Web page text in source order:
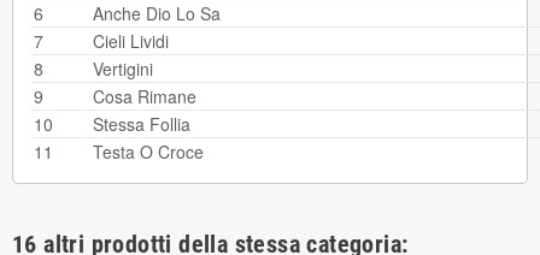
6
Anche Dio Lo Sa
7
Cieli Lividi
8
Vertigini
9
Cosa Rimane
10
Stessa Follia
11
Testa O Croce
16 altri prodotti della stessa categoria: